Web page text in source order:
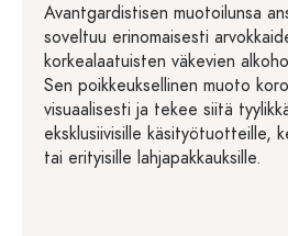
Avantgardistisen muotoilunsa
soveltuu erinomaisesti
korkealaatuisten väkevien
Sen poikkeuksellinen muoto
visuaalisesti ja tekee siitä
eksklusiivisille käsityötuotteille,
tai erityisille lahjapakkauksille.